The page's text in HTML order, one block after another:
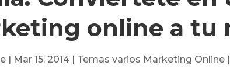
online a tu
| Mar 15, 2014 | Temas varios Marketing Online |